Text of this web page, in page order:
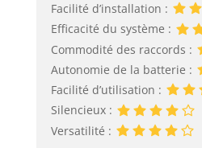
Facilité d’installation :
Efficacité du système :
Commodité des raccords :
Autonomie de la batterie :
Facilité d’utilisation :
Silencieux :
Versatilité :